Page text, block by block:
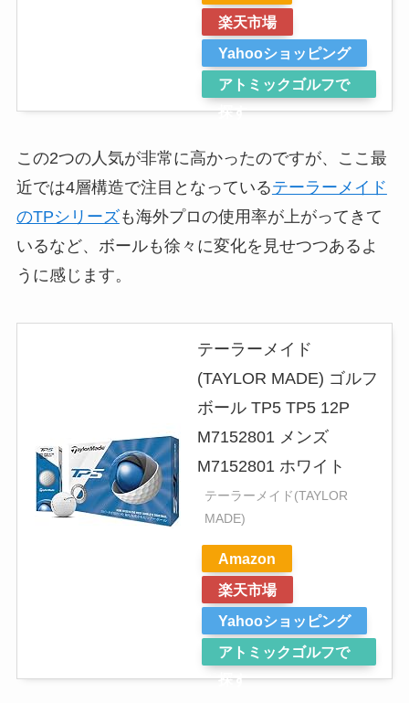
楽天市場
Yahooショッピング
アトミックゴルフで
探す
この2つの人気が非常に高かったのですが、ここ最
近では4層構造で注目となっているテーラーメイド
のTPシリーズも海外プロの使用率が上がってきて
いるなど、ボールも徐々に変化を見せつつあるよ
うに感じます。
テーラーメイド
(TAYLOR MADE) ゴルフ
ボール TP5 TP5 12P
M7152801 メンズ
M7152801 ホワイト
テーラーメイド(TAYLOR
MADE)
Amazon
楽天市場
Yahooショッピング
アトミックゴルフで
探す